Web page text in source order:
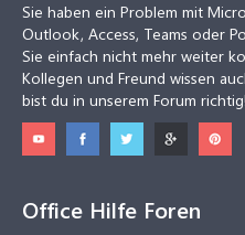
Sie haben ein Problem mit
Outlook, Access, Teams oder
Sie einfach nicht mehr weiter
Kollegen und Freund wissen
bist du in unserem Forum richtig!
Office Hilfe Foren